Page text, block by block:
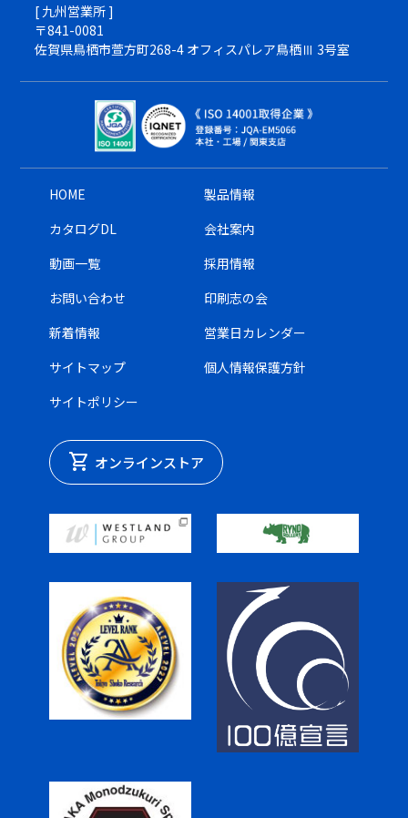
[ 九州営業所 ]
〒841-0081
佐賀県鳥栖市萱方町268-4 オフィスパレア鳥栖Ⅲ 3号室
HOME
製品情報
カタログDL
会社案内
動画一覧
採用情報
お問い合わせ
印刷志の会
新着情報
営業日カレンダー
サイトマップ
個人情報保護方針
サイトポリシー
shopping_cart オンラインストア